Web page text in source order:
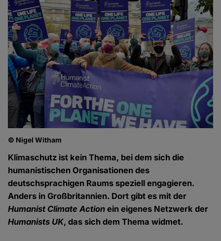
© Nigel Witham
Klimaschutz ist kein Thema, bei dem sich die
humanistischen Organisationen des
deutschsprachigen Raums speziell engagieren.
Anders in Großbritannien. Dort gibt es mit der
Humanist Climate Actionein eigenes Netzwerk der
Humanists UK, das sich dem Thema widmet.